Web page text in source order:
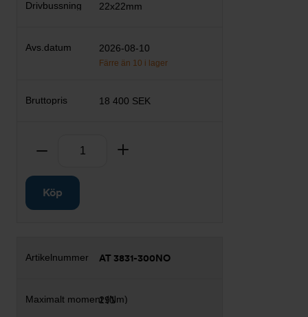
22x22mm
2026-08-10
Färre än 10 i lager
18 400 SEK
Ta bort
Köp
AT 3831-300NO
291